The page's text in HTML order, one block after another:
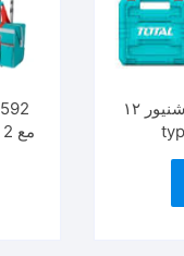
TDLI12202 tdli12206 شنيور ١٢